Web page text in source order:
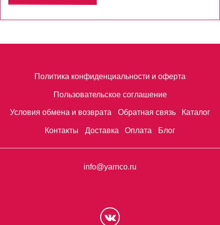
Политика конфиденциальности и оферта
Пользовательское соглашение
Условия обмена и возврата Обратная связь Каталог
Контакты Доставка Оплата Блог
info@yarnco.ru